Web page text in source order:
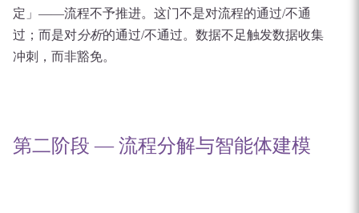
定」——流程不予推进。这门不是对流程的通过/不通
过；而是对分析的通过/不通过。数据不足触发数据收集
冲刺，而非豁免。
第二阶段 — 流程分解与智能体建模